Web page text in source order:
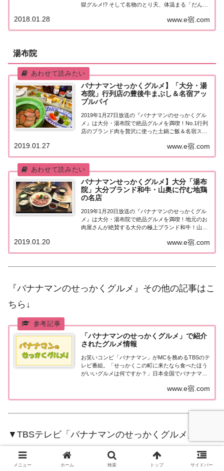
獄グルメ!? そして名物のとり天、体温まる「だんご
温泉街「大分・別府」「せっかくこの町に来たなら
食べたほうがいいグルメは何ですか？」日本...
www.e宿.com
2018.01.28
湯布院
バナナマンせっかくグルメ】「大分・湯
布院」行列店の豊後牛まぶし＆名宿アッ
プルパイ
2019年1月27日放送の『バナナマンのせっかくグル
メ』は大分・湯布院で絶品グルメを満喫！No.1行列
店のブランド肉を贅沢に使った土鍋ご飯＆名宿スイ
の絶品グルメ「せっかくこの町に来たなら食べたほ
うがいいグルメは何ですか？」日本全国でバ...
www.e宿.com
2019.01.27
バナナマンせっかくグルメ】大分「湯布
院」大分ブランド和牛・山奥に佇む地鶏
の名店
2019年1月20日放送の『バナナマンのせっかくグル
メ』は大分・湯布院で絶品グルメを満喫！地元のお
肉屋さんが絶賛する大分の極上ブランド和牛！山奥
ど、紹介されたお店はこちら！大分・湯布院の絶品
グルメ「せっかくこの町に来たなら食べたほうが
www.e宿.com
2019.01.20
『バナナマンのせっかくグルメ』その他の記事はこ
ちら↓
「バナナマンのせっかくグルメ」で紹介
されたグルメ情報
お笑いコンビ「バナナマン」がMCを務めるTBSのテ
レビ番組。「せっかくこの町に来たなら食べたほう
がいいグルメは何ですか？」日本全国でバナナマン
www.e宿.com
▼TBSテレビ「バナナマンのせっかくグルメ」
日曜 18時30分～18時55分
出演：バナナマン(設楽統・日村勇紀)
メニュー ホーム 検索 トップ サイドバー